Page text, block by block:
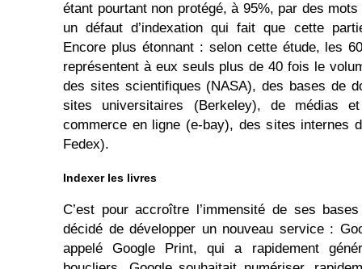
étant pourtant non protégé, à 95%, par des
un défaut d’indexation qui fait que cette
Encore plus étonnant : selon cette étude, les
représentent à eux seuls plus de 40 fois le
des sites scientifiques (NASA), des bases de
sites universitaires (Berkeley), de médias
commerce en ligne (e-bay), des sites internes
Fedex).
Indexer les livres
C’est pour accroître l’immensité de ses
décidé de développer un nouveau service :
appelé Google Print, qui a rapidement